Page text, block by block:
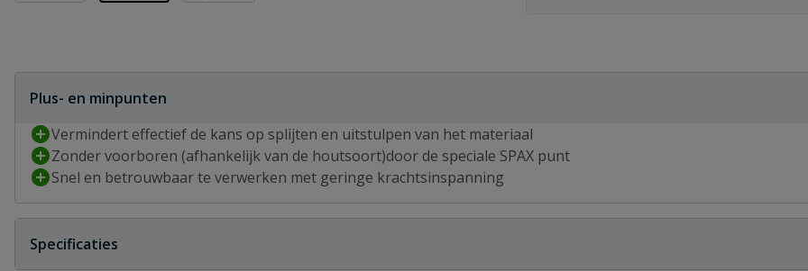
Plus- en minpunten
Vermindert effectief de kans op splijten en uitstulpen van het materiaal
Zonder voorboren (afhankelijk van de houtsoort)door de speciale SPAX punt
Snel en betrouwbaar te verwerken met geringe krachtsinspanning
Specificaties